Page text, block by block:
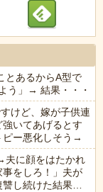
とあるからA型で
う」→ 結果・・・
けど、嫁が子供連
いてあげるとす
ピー悪化しそう→
夫に顔をはたかれ
事をしろ！」夫が
讐し続けた結果…